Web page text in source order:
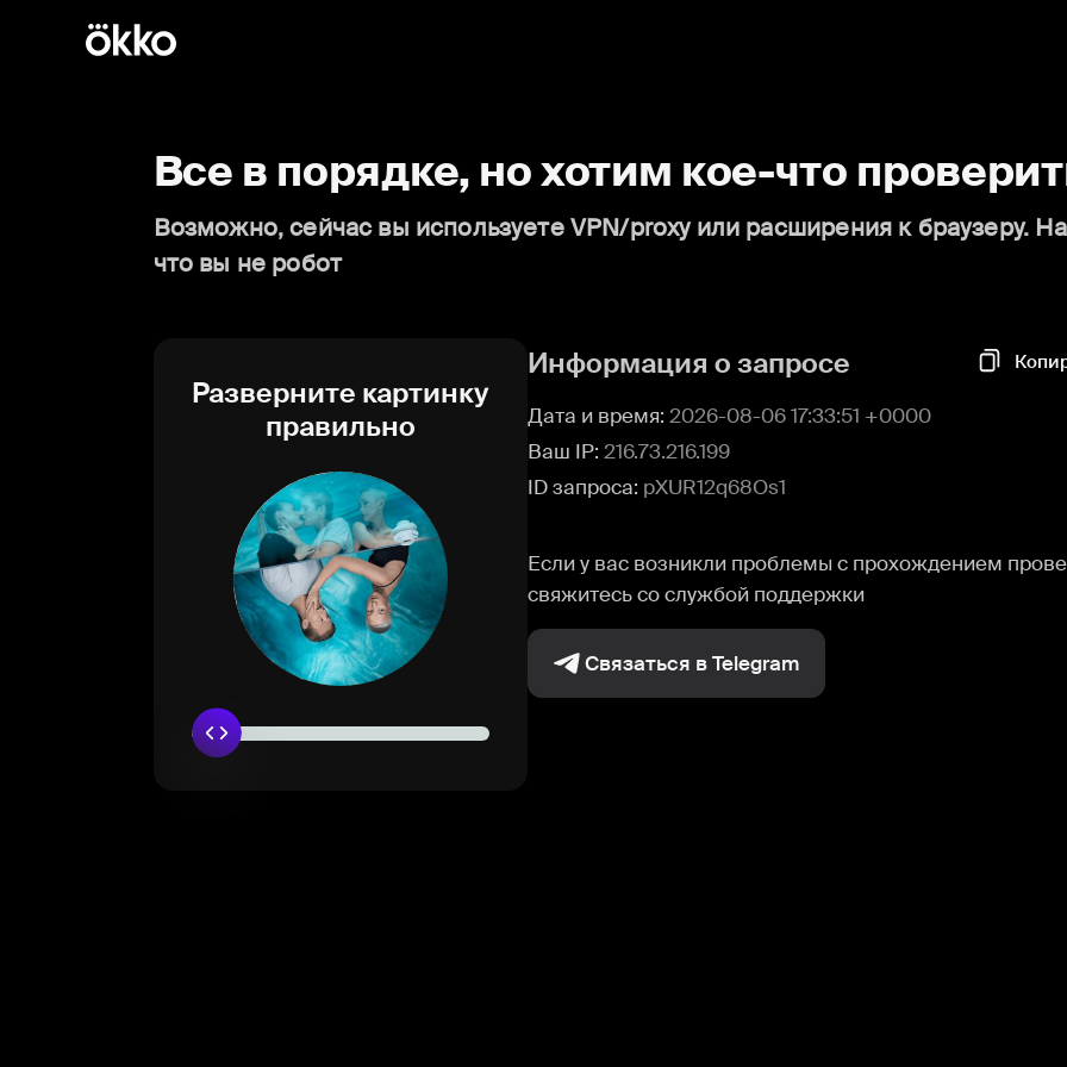
Все в порядке, но хотим кое-что
Возможно, сейчас вы используете VPN/proxy или расширения к браузеру.
что вы не робот
Разверните картинку
правильно
Информация о запросе
Дата и время: 2026-08-06 17:33:51 +0000
Ваш IP: 216.73.216.199
ID запроса: pXUR12q68Os1
Если у вас возникли проблемы с прохождением
свяжитесь со службой поддержки
Связаться в Telegram